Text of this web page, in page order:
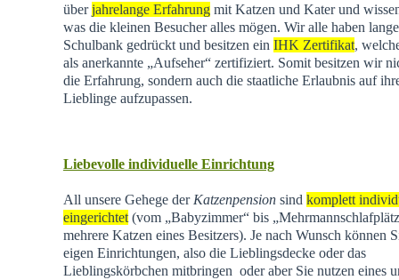
überjahrelange Erfahrungmit Katzen und Kater und
was die kleinen Besucher alles mögen. Wir alle haben
Schulbank gedrückt und besitzen ein IHK Zertifikat,
als anerkannte „Aufseher“ zertifiziert. Somit besitzen wir
die Erfahrung, sondern auch die staatliche Erlaubnis auf
Lieblinge aufzupassen.
Liebevolle individuelle Einrichtung
All unsere Gehege der Katzenpensionsind komplett
eingerichtet(vom „Babyzimmer“ bis
mehrere Katzen eines Besitzers). Je nach Wunsch können
eigen Einrichtungen, also die Lieblingsdecke oder das
Lieblingskörbchen mitbringen oder aber Sie nutzen eines